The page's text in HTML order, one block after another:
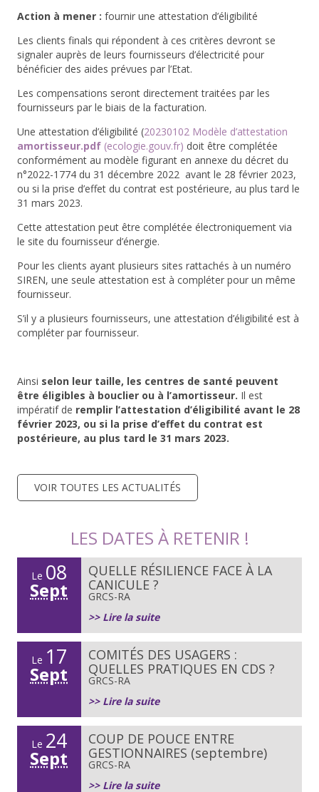
Action à mener : fournir une attestation d’éligibilité
Les clients finals qui répondent à ces critères devront se
signaler auprès de leurs fournisseurs d’électricité pour
bénéficier des aides prévues par l’Etat.
Les compensations seront directement traitées par les
fournisseurs par le biais de la facturation.
Une attestation d’éligibilité (20230102 Modèle d’attestation
amortisseur.pdf(ecologie.gouv.fr) doit être complétée
conformément au modèle figurant en annexe du décret du
n°2022-1774 du 31 décembre 2022 avant le 28 février 2023,
ou si la prise d’effet du contrat est postérieure, au plus tard le
31 mars 2023.
Cette attestation peut être complétée électroniquement via
le site du fournisseur d’énergie.
Pour les clients ayant plusieurs sites rattachés à un numéro
SIREN, une seule attestation est à compléter pour un même
fournisseur.
S’il y a plusieurs fournisseurs, une attestation d’éligibilité est à
compléter par fournisseur.
Ainsi selon leur taille, les centres de santé peuvent
être éligibles à bouclier ou à l’amortisseur. Il est
impératif de remplir l’attestation d’éligibilité avant le 28
février 2023, ou si la prise d’effet du contrat est
postérieure, au plus tard le 31 mars 2023.
VOIR TOUTES LES ACTUALITÉS
LES DATES À RETENIR !
Le 08
Sept
QUELLE RÉSILIENCE FACE À LA
CANICULE ?
GRCS-RA
>> Lire la suite
Le 17
Sept
COMITÉS DES USAGERS :
QUELLES PRATIQUES EN CDS ?
GRCS-RA
>> Lire la suite
Le 24
Sept
COUP DE POUCE ENTRE
GESTIONNAIRES (septembre)
GRCS-RA
>> Lire la suite